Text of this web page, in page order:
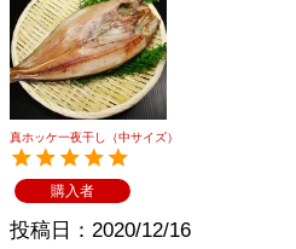
返品について
メルマガ登録
特定商取引法表示
真ホッケ一夜干し（中サイズ）
購入者
投稿日 2020/12/16